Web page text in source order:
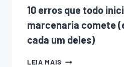
10 erros que todo
marcenaria comete
cada um deles)
LEIA MAIS 10